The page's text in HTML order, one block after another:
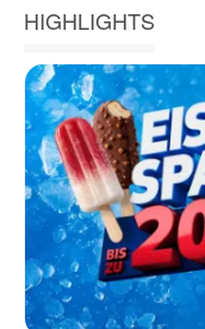
HIGHLIGHTS